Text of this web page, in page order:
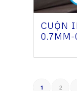
CUỘN
0.7MM-
1 2